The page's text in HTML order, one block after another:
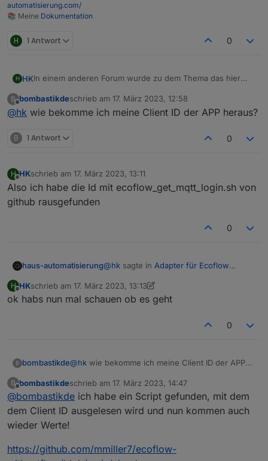
automatisierung.com/
📚 Meine Dokumentation
H 1 Antwort 0
H HKIn einem anderen Forum wurde zu dem Thema das hier
Ecoflow mqtt is no longer working: bad username or
password. Looks like they did some changes. Auth/login
fails.
the same Client ID the Android app uses it works
B
Offline
bombastikdeschrieb am 17. März 2023, 12:58
zuletzt editiert von
@hk wie bekomme ich meine Client ID der APP heraus?
B 1 Antwort 0
H
Offline
HKschrieb am 17. März 2023, 13:11
zuletzt editiert von
Also ich habe die Id mit ecoflow_get_mqtt_login.sh von
github rausgefunden
0
haus-automatisierung@hk sagte in Adapter für Ecoflow
hast du eine Möglichkeit das in
H
Offline
HKschrieb am 17. März 2023, 13:13
zuletzt editiert von HK
ok habs nun mal schauen ob es geht
0
B bombastikde@hk wie bekomme ich meine Client ID der APP
B
Offline
bombastikdeschrieb am 17. März 2023, 14:47
zuletzt editiert von
@bombastikde ich habe ein Script gefunden, mit dem
dem Client ID ausgelesen wird und nun kommen auch
wieder Werte!
https://github.com/mmiller7/ecoflow-